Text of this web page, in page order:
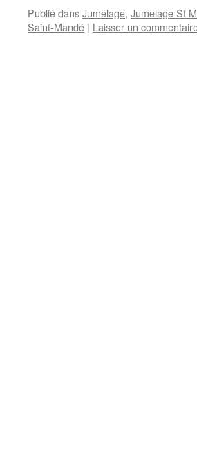
Publié dansJumelage, Jumelage St
Saint-Mandé | Laisser un